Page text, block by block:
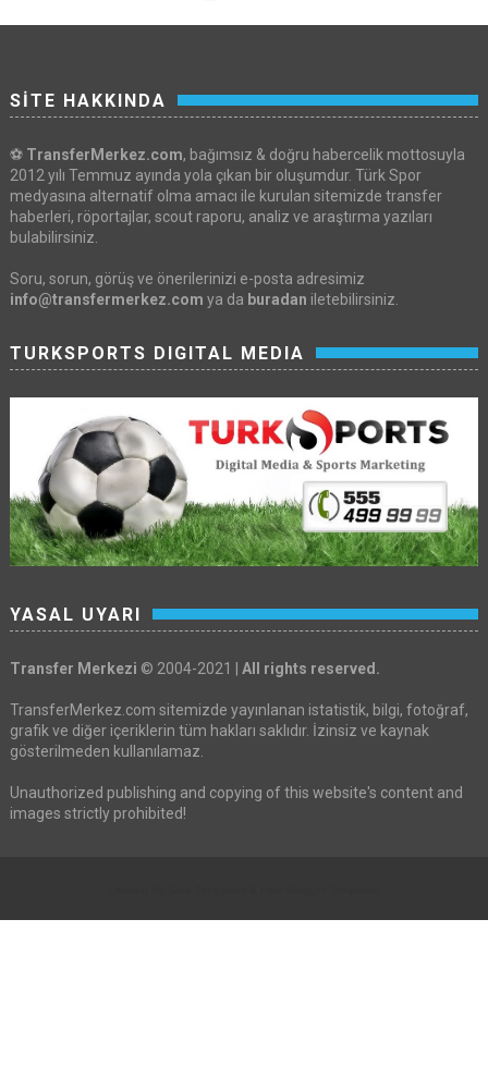
SİTE HAKKINDA
⚽ TransferMerkez.com, bağımsız & doğru habercelik mottosuyla
2012 yılı Temmuz ayında yola çıkan bir oluşumdur. Türk Spor
medyasına alternatif olma amacı ile kurulan sitemizde transfer
haberleri, röportajlar, scout raporu, analiz ve araştırma yazıları
bulabilirsiniz.
Soru, sorun, görüş ve önerilerinizi e-posta adresimiz
info@transfermerkez.com ya da buradan iletebilirsiniz.
TURKSPORTS DIGITAL MEDIA
YASAL UYARI
Transfer Merkezi © 2004-2021 | All rights reserved.
TransferMerkez.com sitemizde yayınlanan istatistik, bilgi, fotoğraf,
grafik ve diğer içeriklerin tüm hakları saklıdır. İzinsiz ve kaynak
gösterilmeden kullanılamaz.
Unauthorized publishing and copying of this website's content and
images strictly prohibited!